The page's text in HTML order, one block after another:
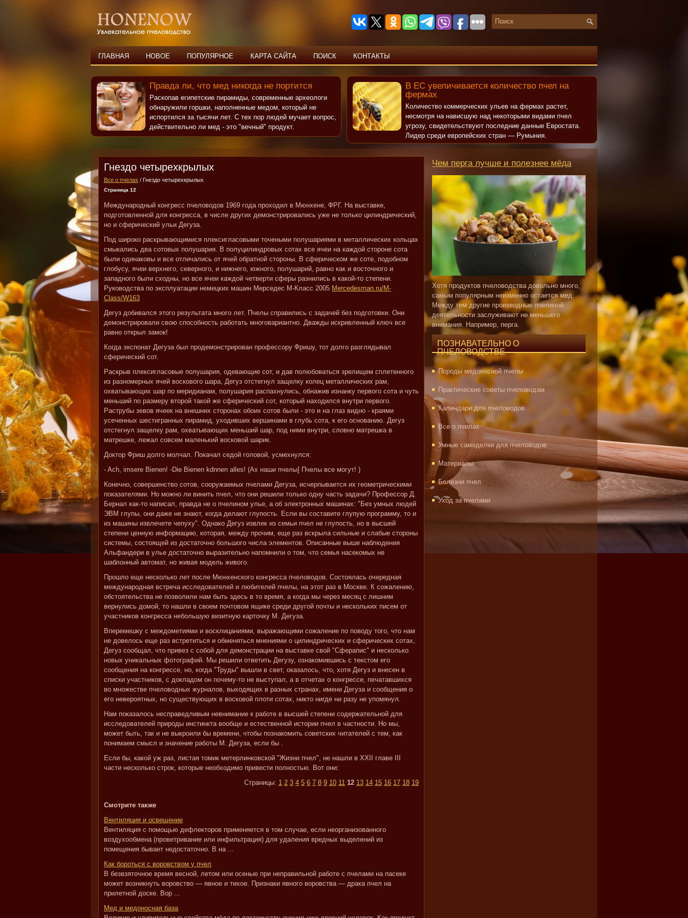
ГЛАВНАЯ НОВОЕ ПОПУЛЯРНОЕ КАРТА САЙТА ПОИСК КОНТАКТЫ
Правда ли, что мед никогда не портится
Раскопав египетские пирамиды, современные археологи
обнаружили горшки, наполненные медом, который не
испортился за тысячи лет. С тех пор людей мучает вопрос,
действительно ли мед - это "вечный" продукт.
В ЕС увеличивается количество пчел на
фермах
Количество коммерческих ульев на фермах растет,
несмотря на нависшую над некоторыми видами пчел
угрозу, свидетельствуют последние данные Евростата.
Лидер среди европейских стран — Румыния.
Гнездо четырехкрылых
Все о пчелах / Гнездо четырехкрылых
Страница 12
Международный конгресс пчеловодов 1969 года проходил в Мюнхене, ФРГ. На выставке,
подготовленной для конгресса, в числе других демонстрировались уже не только цилиндрический,
но и сферический ульи Дегуза.
Под широко раскрывающимися плексигласовыми точеными полушариями в металлических кольцах
смыкались два сотовых полушария. В полуцилиндровых сотах все ячеи на каждой стороне сота
были одинаковы и все отличались от ячей обратной стороны. В сферическом же соте, подобном
глобусу, ячеи верхнего, северного, и нижнего, южного, полушарий, равно как и восточного и
западного были сходны, но все ячеи каждой четверти сферы разнились в какой-то степени.
Руководства по эксплуатации немецких машин Мерседес М-Класс 2005 Mercedesman.ru/M-
Class/W163
Дегуз добивался этого результата много лет. Пчелы справились с задачей без подготовки. Они
демонстрировали свою способность работать многовариантно. Дважды искривленный ключ все
равно открыл замок!
Когда экспонат Дегуза был продемонстрирован профессору Фришу, тот долго разглядывал
сферический сот.
Раскрыв плексигласовые полушария, одевающие сот, и дав полюбоваться зрелищем сплетенного
из разномерных ячей воскового шара, Дегуз отстегнул защелку колец металлических рам,
охватывающих шар по меридианам, полушария распахнулись, обнажив изнанку первого сота и чуть
меньший по размеру второй такой же сферический сот, который находился внутри первого.
Раструбы зевов ячеек на внешних сторонах обоих сотов были - это и на глаз видно - краями
усеченных шестигранных пирамид, уходивших вершинами в глубь сота, к его основанию. Дегуз
отстегнул защелку рам, охватывающих меньший шар, под ними внутри, словно матрешка в
матрешке, лежал совсем маленький восковой шарик.
Доктор Фриш долго молчал. Покачал седой головой, усмехнулся:
- Ach, imsere Bienen! -Die Bienen kdnnen alles! (Ax наши пчелы] Пчелы все могут! )
Конечно, совершенство сотов, сооружаемых пчелами Дегуза, исчерпывается их геометрическими
показателями. Но можно ли винить пчел, что они решили только одну часть задачи? Профессор Д.
Бернал как-то написал, правда не о пчелином улье, а об электронных машинах: "Без умных людей
ЭВМ глупы, они даже не знают, когда делают глупость. Если вы составите глупую программу, то и
из машины извлечете чепуху". Однако Дегуз извлек из семьи пчел не глупость, но в высшей
степени ценную информацию, которая, между прочим, еще раз вскрыла сильные и слабые стороны
системы, состоящей из достаточно большого числа элементов. Описанные выше наблюдения
Альфандери в улье достаточно выразительно напомнили о том, что семья насекомых не
шаблонный автомат, но живая модель живого.
Прошло еще несколько лет после Мюнхенского конгресса пчеловодов. Состоялась очередная
международная встреча исследователей и любителей пчелы, на этот раз в Москве. К сожалению,
обстоятельства не позволили нам быть здесь в то время, а когда мы через месяц с лишним
вернулись домой, то нашли в своем почтовом ящике среди другой почты и нескольких писем от
участников конгресса небольшую визитную карточку М. Дегуза.
Вперемешку с междометиями и восклицаниями, выражающими сожаление по поводу того, что нам
не довелось еще раз встретиться и обменяться мнениями о цилиндрических и сферических сотах,
Дегуз сообщал, что привез с собой для демонстрации на выставке свой "Сферапис" и несколько
новых уникальных фотографий. Мы решили ответить Дегузу, ознакомившись с текстом его
сообщения на конгрессе, но, когда "Труды" вышли в свет, оказалось, что, хотя Дегуз и внесен в
списки участников, с докладом он почему-то не выступал, а в отчетах о конгрессе, печатавшихся
во множестве пчеловодных журналов, выходящих в разных странах, имени Дегуза и сообщения о
его невероятных, но существующих в восковой плоти сотах, никто нигде ни разу не упомянул.
Нам показалось несправедливым невнимание к работе в высшей степени содержательной для
исследователей природы инстинкта вообще и естественной истории пчел в частности. Но мы,
может быть, так и не выкроили бы времени, чтобы познакомить советских читателей с тем, как
понимаем смысл и значение работы М. Дегуза, если бы .
Если бы, какой уж раз, листая томик метерлинковской "Жизни пчел", не нашли в XXII главе III
части несколько строк, которые необходимо привести полностью. Вот они:
Страницы: 1 2 3 4 5 6 7 8 9 10 11 12 13 14 15 16 17 18 19
Смотрите также
Вентиляция и освещение
Вентиляция с помощью дефлекторов применяется в том случае, если неорганизованного
воздухообмена (проветривание или инфильтрация) для удаления вредных выделений из
помещения бывает недостаточно. В на ...
Как бороться с воровством у пчел
В безвзяточное время весной, летом или осенью при неправильной работе с пчелами на пасеке
может возникнуть воровство — явное и тихое. Признаки явного воровства — драка пчел на
прилетной доске. Вор ...
Мед и медоносная база
Чем перга лучше и полезнее мёда
Хотя продуктов пчеловодства довольно много,
самым популярным неизменно остается мед.
Между тем другие производные пчелиной
деятельности заслуживают не меньшего
внимания. Например, перга.
ПОЗНАВАТЕЛЬНО О
ПЧЕЛОВОДСТВЕ
Породы медоносной пчелы
Практические советы пчеловодам
Календари для пчеловодов
Все о пчелах
Умные самоделки для пчеловодов
Материалы
Болезни пчел
Уход за пчелами